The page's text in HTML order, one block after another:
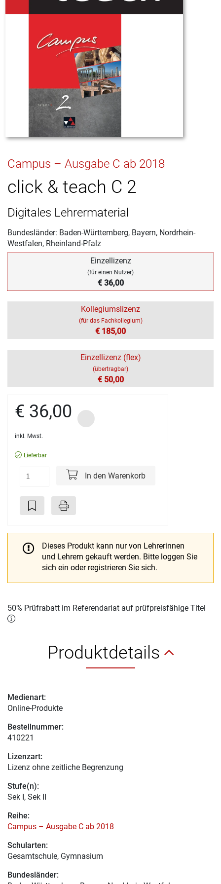
Campus – Ausgabe C ab 2018
click & teach C 2
Digitales Lehrermaterial
Bundesländer: Baden-Württemberg, Bayern, Nordrhein-
Westfalen, Rheinland-Pfalz
Einzellizenz
(für einen Nutzer)
€ 36,00
Kollegiumslizenz
(für das Fachkollegium)
€ 185,00
Einzellizenz (flex)
(übertragbar)
€ 50,00
€ 36,00
inkl. Mwst.
Lieferbar
In den Warenkorb
Dieses Produkt kann nur von Lehrerinnen
und Lehrern gekauft werden. Bitte loggen Sie
sich ein oder registrieren Sie sich.
50% Prüfrabatt im Referendariat auf prüfpreisfähige Titel
Produktdetails
Medienart:
Online-Produkte
Bestellnummer:
410221
Lizenzart:
Lizenz ohne zeitliche Begrenzung
Stufe(n):
Sek I, Sek II
Reihe:
Campus – Ausgabe C ab 2018
Schularten:
Gesamtschule, Gymnasium
Bundesländer: